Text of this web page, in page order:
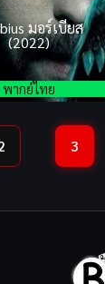
มอร์เบียส
(2022)
พากย์ไทย
3